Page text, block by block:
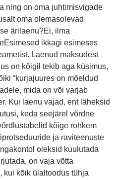
ning on oma juhtimisvigade
oma olemasolevad
ärilaenu?Ei, ilma
ikkagi esimeses
Laenud maksudest
on kõigil tekib aga küsimus,
“kurjajuures on mõeldud
mida on või varjab
Kui laenu vajad, ent läheksid
keda seejärel võrdne
kõige rohkem
ja raviteenuste
oleksid kuulutada
on vaja võtta
kui kõik ülaltoodus tühja